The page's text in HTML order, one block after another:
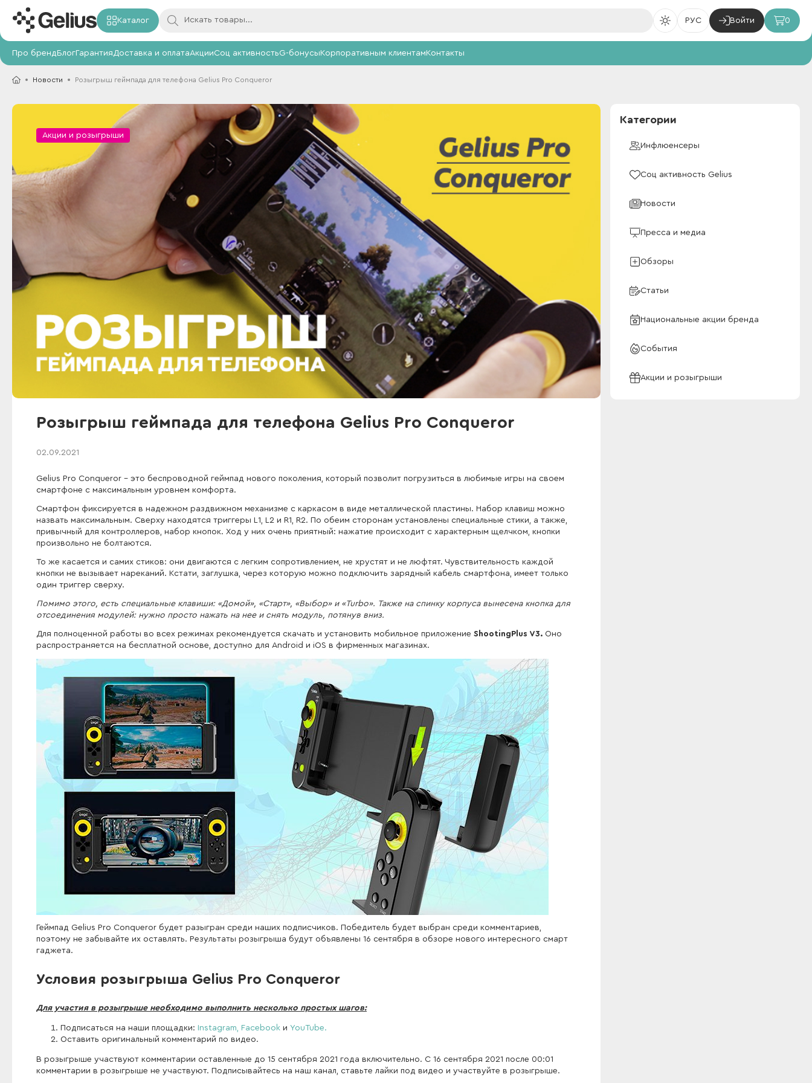
Каталог РУС Войти 0
Про брендБлогГарантия Доставка и оплатаАкцииСоц активностьG-бонусыКорпоративным клиентамКонтакты
Новости Розыгрыш геймпада для телефона Gelius Pro Conqueror
Акции и розыгрыши
Розыгрыш геймпада для телефона Gelius Pro Conqueror
02.09.2021
Gelius Pro Conqueror - это беспроводной геймпад нового поколения, который позволит погрузиться в любимые игры на своем
смартфоне с максимальным уровнем комфорта.
Смартфон фиксируется в надежном раздвижном механизме с каркасом в виде металлической пластины. Набор клавиш можно
назвать максимальным. Сверху находятся триггеры L1, L2 и R1, R2. По обеим сторонам установлены специальные стики, а также,
привычный для контроллеров, набор кнопок. Ход у них очень приятный: нажатие происходит с характерным щелчком, кнопки
произвольно не болтаются.
То же касается и самих стиков: они двигаются с легким сопротивлением, не хрустят и не люфтят. Чувствительность каждой
кнопки не вызывает нареканий. Кстати, заглушка, через которую можно подключить зарядный кабель смартфона, имеет только
один триггер сверху.
Помимо этого, есть специальные клавиши: «Домой», «Старт», «Выбор» и «Turbo». Также на спинку корпуса вынесена кнопка для
отсоединения модулей: нужно просто нажать на нее и снять модуль, потянув вниз.
Для полноценной работы во всех режимах рекомендуется скачать и установить мобильное приложение ShootingPlus V3. Оно
распространяется на бесплатной основе, доступно для Android и iOS в фирменных магазинах.
Геймпад Gelius Pro Conqueror будет разыгран среди наших подписчиков. Победитель будет выбран среди комментариев,
поэтому не забывайте их оставлять. Результаты розыгрыша будут объявлены 16 сентября в обзоре нового интересного смарт
гаджета.
Условия розыгрыша Gelius Pro Conqueror
Для участия в розыгрыше необходимо выполнить несколько простых шагов:
Подписаться на наши площадки: Instagram, Facebook и YouTube.
Оставить оригинальный комментарий по видео.
В розыгрыше участвуют комментарии оставленные до 15 сентября 2021 года включительно. С 16 сентября 2021 после 00:01
комментарии в розыгрыше не участвуют. Подписывайтесь на наш канал, ставьте лайки под видео и участвуйте в розыгрыше.
Категории
Инфлюенсеры
Соц активность Gelius
Новости
Пресса и медиа
Обзоры
Статьи
Национальные акции бренда
События
Акции и розыгрыши